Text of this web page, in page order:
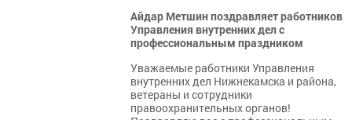
Айдар Метшин поздравляет работников
Управления внутренних дел с
профессиональным праздником
Уважаемые работники Управления
внутренних дел Нижнекамска и района,
ветераны и сотрудники
правоохранительных органов!